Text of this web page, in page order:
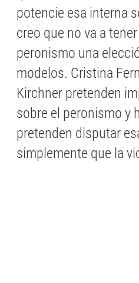
potencie esa interna
creo que no va a
peronismo una
modelos. Cristina
Kirchner pretenden
sobre el peronismo y
pretenden disputar
simplemente que la